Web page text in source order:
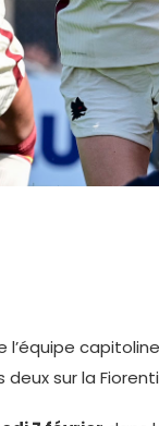
l’équipe
deux sur la